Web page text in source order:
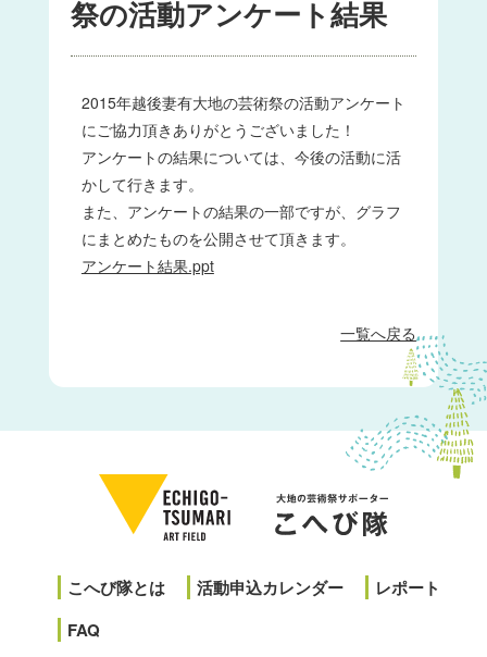
祭の活動アンケート結果
2015年越後妻有大地の芸術祭の活動アンケート
にご協力頂きありがとうございました！
アンケートの結果については、今後の活動に活
かして行きます。
また、アンケートの結果の一部ですが、グラフ
にまとめたものを公開させて頂きます。
アンケート結果.ppt
一覧へ戻る
こへび隊とは 活動申込カレンダー
レポート
FAQ